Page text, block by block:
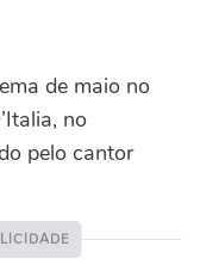
de maio no
no
pelo cantor